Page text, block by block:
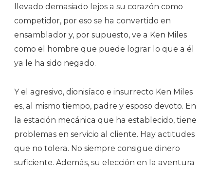
llevado demasiado lejos a su corazón como
competidor, por eso se ha convertido en
ensamblador y, por supuesto, ve a Ken Miles
como el hombre que puede lograr lo que a él
ya le ha sido negado.
Y el agresivo, dionisíaco e insurrecto Ken Miles
es, al mismo tiempo, padre y esposo devoto. En
la estación mecánica que ha establecido, tiene
problemas en servicio al cliente. Hay actitudes
que no tolera. No siempre consigue dinero
suficiente. Además, su elección en la aventura